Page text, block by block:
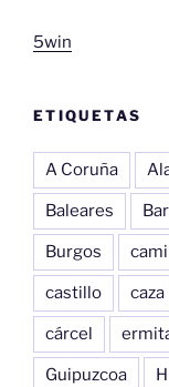
5win
ETIQUETAS
A Coruña
Baleares
Burgos
castillo caza
cárcel
Guipuzcoa